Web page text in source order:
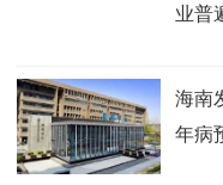
业普
海南
年病